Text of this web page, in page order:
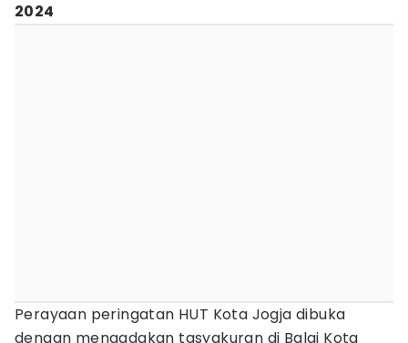
2024
Perayaan peringatan HUT Kota Jogja dibuka
dengan mengadakan tasyakuran di Balai Kota